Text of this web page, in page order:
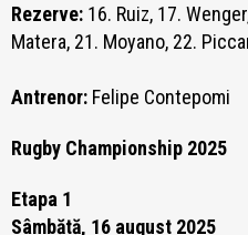
Rezerve: 16. Ruiz, 17.
Matera, 21. Moyano, 22.
Antrenor: Felipe Contepomi
Rugby Championship 2025
Etapa 1
Sâmbătă, 16 august 2025